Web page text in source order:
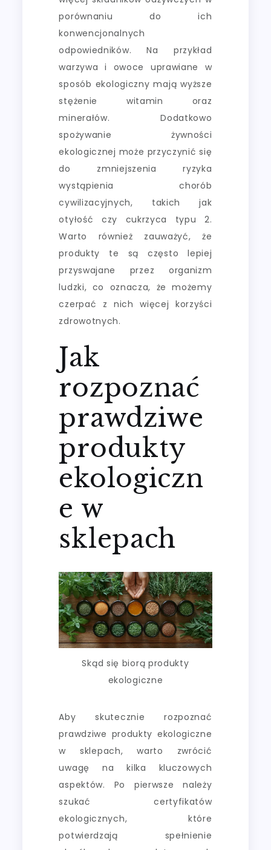
porównaniu do ich
konwencjonalnych
odpowiedników. Na przykład
warzywa i owoce uprawiane w
sposób ekologiczny mają wyższe
stężenie witamin oraz
minerałów. Dodatkowo
spożywanie żywności
ekologicznej może przyczynić się
do zmniejszenia ryzyka
wystąpienia chorób
cywilizacyjnych, takich jak
otyłość czy cukrzyca typu 2.
Warto również zauważyć, że
produkty te są często lepiej
przyswajane przez organizm
ludzki, co oznacza, że możemy
czerpać z nich więcej korzyści
zdrowotnych.
Jak
rozpoznać
prawdziwe
produkty
ekologiczn
e w
sklepach
Skąd się biorą produkty
ekologiczne
Aby skutecznie rozpoznać
prawdziwe produkty ekologiczne
w sklepach, warto zwrócić
uwagę na kilka kluczowych
aspektów. Po pierwsze należy
szukać certyfikatów
ekologicznych, które
potwierdzają spełnienie